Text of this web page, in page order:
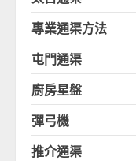
專業通渠方法
屯門通渠
廚房星盤
彈弓機
推介通渠